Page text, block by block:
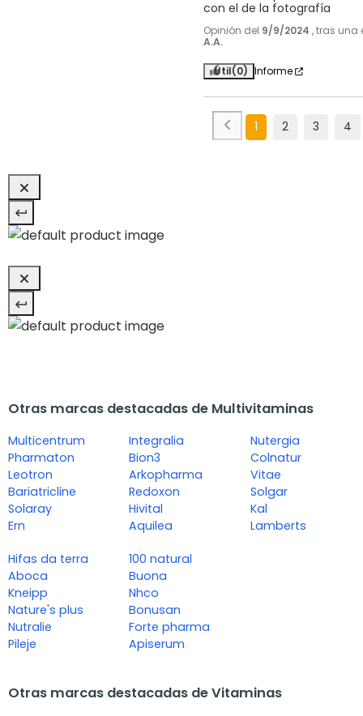
con el de la fotografía
Opinión del 9/9/2024 , tras una
A.A.
Útil(0) Informe
1 2 3 4
Otras marcas destacadas de Multivitaminas
Multicentrum
Pharmaton
Leotron
Bariatricline
Solaray
Ern
Integralia
Bion3
Arkopharma
Redoxon
Hivital
Aquilea
Nutergia
Colnatur
Vitae
Solgar
Kal
Lamberts
Hifas da terra
Aboca
Kneipp
Nature's plus
Nutralie
Pileje
100 natural
Buona
Nhco
Bonusan
Forte pharma
Apiserum
Otras marcas destacadas de Vitaminas